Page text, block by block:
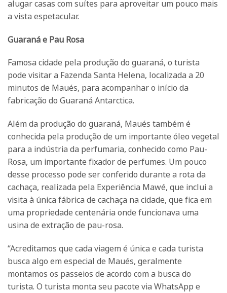
alugar casas com suítes para aproveitar um pouco mais
a vista espetacular.
Guaraná e Pau Rosa
Famosa cidade pela produção do guaraná, o turista
pode visitar a Fazenda Santa Helena, localizada a 20
minutos de Maués, para acompanhar o início da
fabricação do Guaraná Antarctica.
Além da produção do guaraná, Maués também é
conhecida pela produção de um importante óleo vegetal
para a indústria da perfumaria, conhecido como Pau-
Rosa, um importante fixador de perfumes. Um pouco
desse processo pode ser conferido durante a rota da
cachaça, realizada pela Experiência Mawé, que inclui a
visita à única fábrica de cachaça na cidade, que fica em
uma propriedade centenária onde funcionava uma
usina de extração de pau-rosa.
“Acreditamos que cada viagem é única e cada turista
busca algo em especial de Maués, geralmente
montamos os passeios de acordo com a busca do
turista. O turista monta seu pacote via WhatsApp e